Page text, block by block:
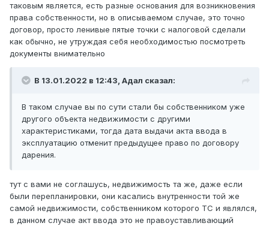
таковым является, есть разные основания для возникновения
права собственности, но в описываемом случае, это точно
договор, просто ленивые пятые точки с налоговой сделали
как обычно, не утруждая себя необходимостью посмотреть
документы внимательно
В 13.01.2022 в 12:43, Адал сказал:
В таком случае вы по сути стали бы собственником уже
другого объекта недвижимости с другими
характеристиками, тогда дата выдачи акта ввода в
эксплуатацию отменит предыдущее право по договору
дарения.
тут с вами не соглашусь, недвижимость та же, даже если
были перепланировки, они касались внутренности той же
самой недвижимости, собственником которого ТС и являлся,
в данном случае акт ввода это не правоуставливающий